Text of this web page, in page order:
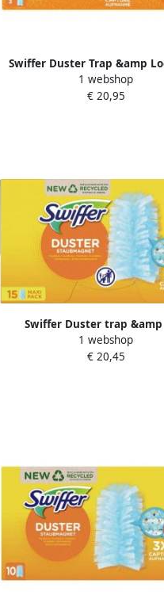
Swiffer Duster Trap &amp
Handvat + 31 webshop
€ 20,95
Swiffer Duster trap
navullingen pak van 15
1 webshop
€ 20,45